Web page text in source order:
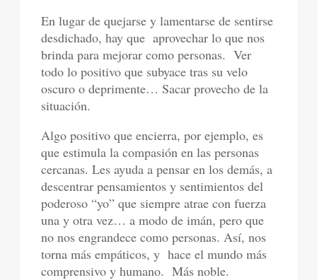
En lugar de quejarse y lamentarse de sentirse
desdichado, hay que aprovechar lo que nos
brinda para mejorar como personas. Ver
todo lo positivo que subyace tras su velo
oscuro o deprimente… Sacar provecho de la
situación.
Algo positivo que encierra, por ejemplo, es
que estimula la compasión en las personas
cercanas. Les ayuda a pensar en los demás, a
descentrar pensamientos y sentimientos del
poderoso “yo” que siempre atrae con fuerza
una y otra vez… a modo de imán, pero que
no nos engrandece como personas. Así, nos
torna más empáticos, y hace el mundo más
comprensivo y humano. Más noble.